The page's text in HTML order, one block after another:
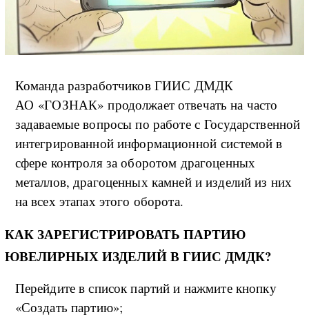
Команда разработчиков ГИИС ДМДК
АО «ГОЗНАК» продолжает отвечать на часто
задаваемые вопросы по работе с Государственной
интегрированной информационной системой в
сфере контроля за оборотом драгоценных
металлов, драгоценных камней и изделий из них
на всех этапах этого оборота.
КАК ЗАРЕГИСТРИРОВАТЬ ПАРТИЮ
ЮВЕЛИРНЫХ ИЗДЕЛИЙ В ГИИС ДМДК?
Перейдите в список партий и нажмите кнопку
«Создать партию»;